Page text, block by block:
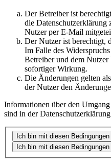
Der Betreiber ist
die
Nutzer per E-Mail
Der Nutzer ist berechtigt,
Im Falle des
Betreiber und dem Nutzer
sofortiger Wirkung.
Die Änderungen gelten
der Nutzer den
Informationen über den
sind in der